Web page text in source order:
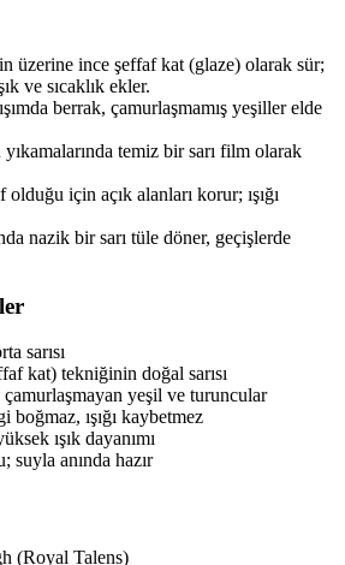
üzerine ince şeffaf kat (glaze) olarak sür;
ve sıcaklık ekler.
berrak, çamurlaşmamış yeşiller elde
temiz bir sarı film olarak
için açık alanları korur; ışığı
nazik bir sarı tüle döner, geçişlerde
sarısı
kat) tekniğinin doğal sarısı
çamurlaşmayan yeşil ve turuncular
boğmaz, ışığı kaybetmez
ışık dayanımı
suyla anında hazır
(Royal Talens)